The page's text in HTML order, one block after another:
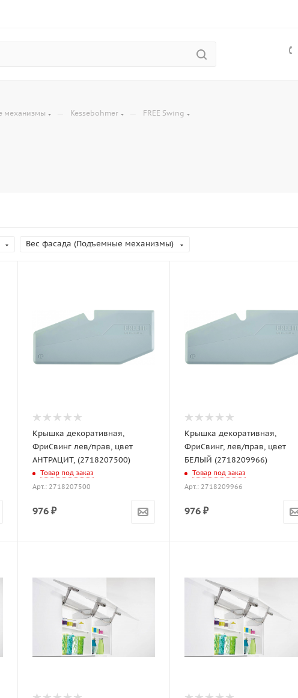
механизмы — Kessebohmer — FREE Swing
Вес фасада (Подъемные механизмы)
Крышка декоративная,
ФриСвинг лев/прав, цвет
АНТРАЦИТ, (2718207500)
Товар под заказ
Арт.: 2718207500
976 ₽
Крышка декоративная,
ФриСвинг, лев/прав, цвет
БЕЛЫЙ (2718209966)
Товар под заказ
Арт.: 2718209966
976 ₽